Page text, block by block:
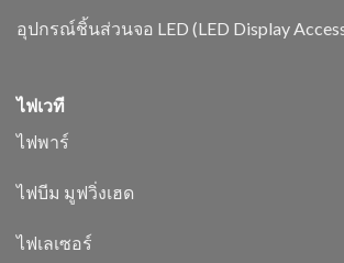
อุปกรณ์ชิ้นส่วนจอ LED (LED Display
ไฟเวที
ไฟพาร์
ไฟบีม มูฟวิ่งเฮด
ไฟเลเซอร์